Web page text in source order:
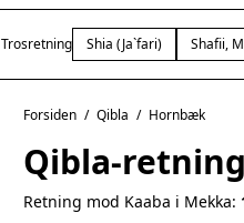
Trosretning Shia (Ja`fari) Shafii,
Forsiden / Qibla / Hornbæk
Qibla-
Retning mod Kaaba i Mekka: